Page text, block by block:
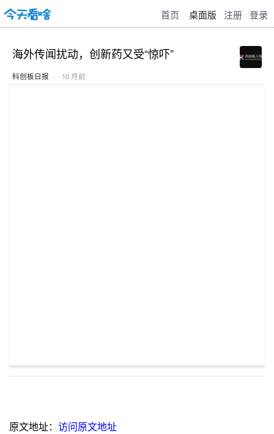
首页 桌面版 注册 登录
海外传闻扰动，创新药又受“惊吓”
科创板日报 · · 10 月前
原文地址： 访问原文地址